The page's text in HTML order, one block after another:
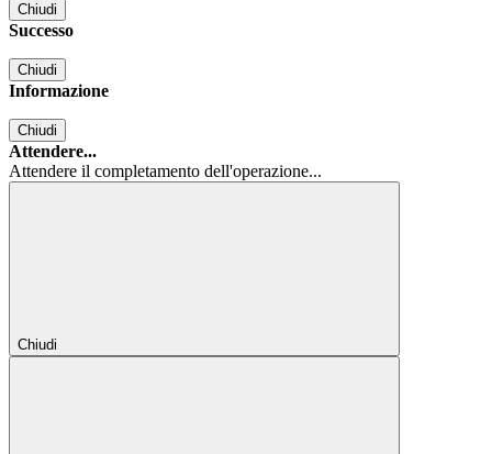
Chiudi
Successo
Chiudi
Informazione
Chiudi
Attendere...
Attendere il completamento dell'operazione...
Chiudi